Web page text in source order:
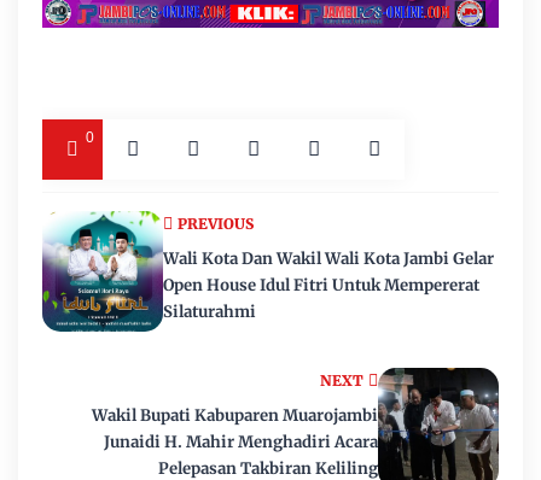
0
NEXT
Wakil Bupati Kabuparen Muarojambi
Junaidi H. Mahir Menghadiri Acara
Pelepasan Takbiran Keliling
PREVIOUS
Wali Kota Dan Wakil Wali Kota Jambi Gelar
Open House Idul Fitri Untuk Mempererat
Silaturahmi